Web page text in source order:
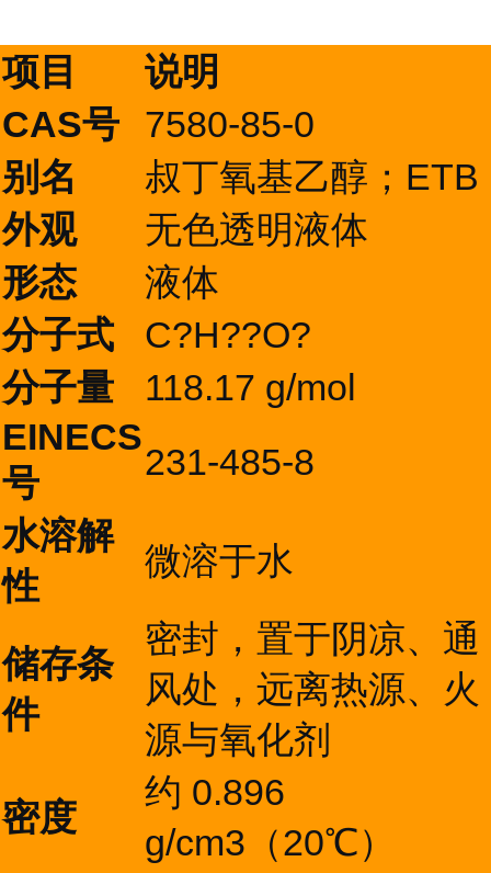
项目
说明
CAS号
7580-85-0
别名
叔丁氧基乙醇；ETB
外观
无色透明液体
形态
液体
分子式
C?H??O?
分子量
118.17 g/mol
EINECS
号
231-485-8
水溶解
性
微溶于水
储存条
件
密封，置于阴凉、通
风处，远离热源、火
源与氧化剂
密度
约 0.896
g/cm3（20℃）